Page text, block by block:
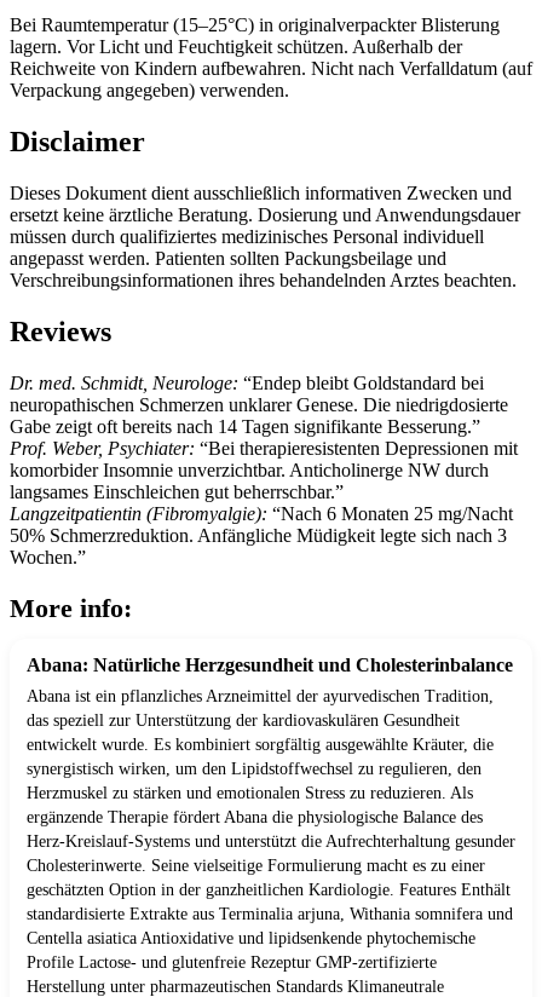
Bei Raumtemperatur (15–25°C) in originalverpackter Blisterung
lagern. Vor Licht und Feuchtigkeit schützen. Außerhalb der
Reichweite von Kindern aufbewahren. Nicht nach Verfalldatum (auf
Verpackung angegeben) verwenden.
Disclaimer
Dieses Dokument dient ausschließlich informativen Zwecken und
ersetzt keine ärztliche Beratung. Dosierung und Anwendungsdauer
müssen durch qualifiziertes medizinisches Personal individuell
angepasst werden. Patienten sollten Packungsbeilage und
Verschreibungsinformationen ihres behandelnden Arztes beachten.
Reviews
Dr. med. Schmidt, Neurologe: “Endep bleibt Goldstandard bei
neuropathischen Schmerzen unklarer Genese. Die niedrigdosierte
Gabe zeigt oft bereits nach 14 Tagen signifikante Besserung.”
Prof. Weber, Psychiater: “Bei therapieresistenten Depressionen mit
komorbider Insomnie unverzichtbar. Anticholinerge NW durch
langsames Einschleichen gut beherrschbar.”
Langzeitpatientin (Fibromyalgie): “Nach 6 Monaten 25 mg/Nacht
50% Schmerzreduktion. Anfängliche Müdigkeit legte sich nach 3
Wochen.”
More info:
Abana: Natürliche Herzgesundheit und Cholesterinbalance
Abana ist ein pflanzliches Arzneimittel der ayurvedischen Tradition,
das speziell zur Unterstützung der kardiovaskulären Gesundheit
entwickelt wurde. Es kombiniert sorgfältig ausgewählte Kräuter, die
synergistisch wirken, um den Lipidstoffwechsel zu regulieren, den
Herzmuskel zu stärken und emotionalen Stress zu reduzieren. Als
ergänzende Therapie fördert Abana die physiologische Balance des
Herz-Kreislauf-Systems und unterstützt die Aufrechterhaltung gesunder
Cholesterinwerte. Seine vielseitige Formulierung macht es zu einer
geschätzten Option in der ganzheitlichen Kardiologie. Features Enthält
standardisierte Extrakte aus Terminalia arjuna, Withania somnifera und
Centella asiatica Antioxidative und lipidsenkende phytochemische
Profile Lactose- und glutenfreie Rezeptur GMP-zertifizierte
Herstellung unter pharmazeutischen Standards Klimaneutrale